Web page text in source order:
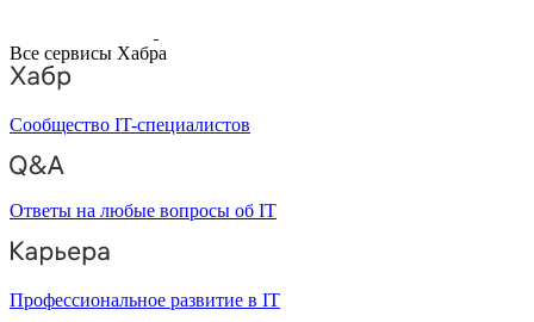
Все сервисы Хабра
Сообщество IT-специалистов
Ответы на любые вопросы об IT
Профессиональное развитие в IT